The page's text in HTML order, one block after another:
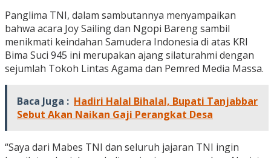
Panglima TNI, dalam sambutannya menyampaikan
bahwa acara Joy Sailing dan Ngopi Bareng sambil
menikmati keindahan Samudera Indonesia di atas KRI
Bima Suci 945 ini merupakan ajang silaturahmi dengan
sejumlah Tokoh Lintas Agama dan Pemred Media Massa.
Baca Juga : Hadiri Halal Bihalal, Bupati Tanjabbar
Sebut Akan Naikan Gaji Perangkat Desa
“Saya dari Mabes TNI dan seluruh jajaran TNI ingin